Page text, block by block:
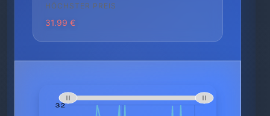
HÖCHSTER PREIS
31.99 €